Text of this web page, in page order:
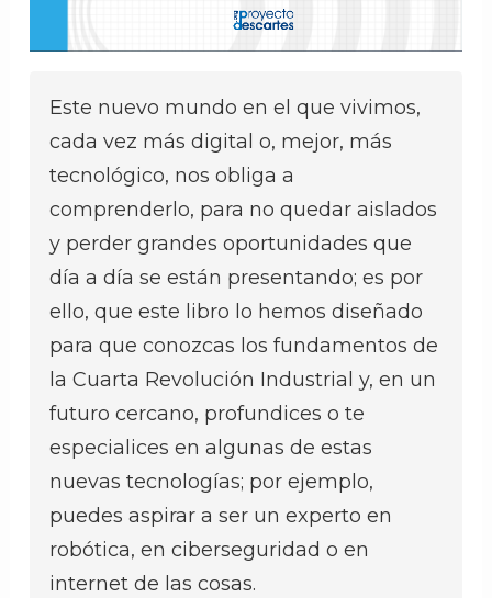
Este nuevo mundo en el que vivimos,
cada vez más digital o, mejor, más
tecnológico, nos obliga a
comprenderlo, para no quedar aislados
y perder grandes oportunidades que
día a día se están presentando; es por
ello, que este libro lo hemos diseñado
para que conozcas los fundamentos de
la Cuarta Revolución Industrial y, en un
futuro cercano, profundices o te
especialices en algunas de estas
nuevas tecnologías; por ejemplo,
puedes aspirar a ser un experto en
robótica, en ciberseguridad o en
internet de las cosas.